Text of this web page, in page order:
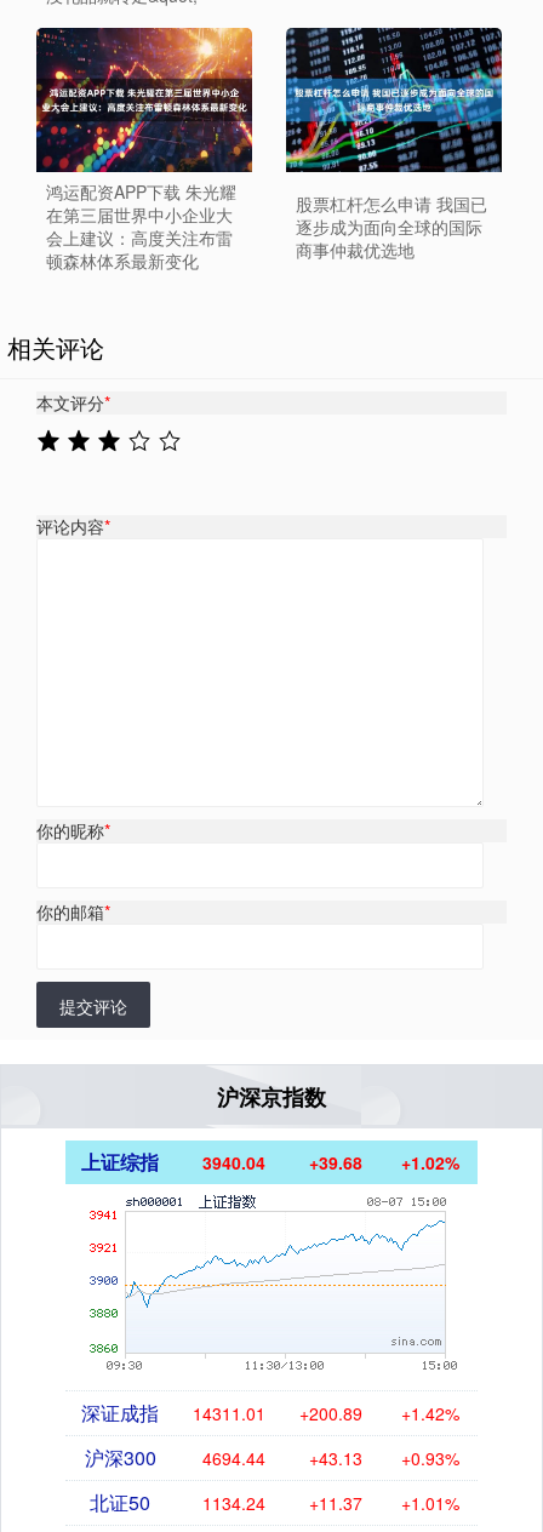
鸿运配资APP下载 朱光耀
在第三届世界中小企业大
会上建议：高度关注布雷
顿森林体系最新变化
股票杠杆怎么申请 我国已
逐步成为面向全球的国际
商事仲裁优选地
相关评论
本文评分*
评论内容*
你的昵称*
你的邮箱*
提交评论
沪深京指数
上证综指 3940.04 +39.68 +1.02%
深证成指 14311.01 +200.89 +1.42%
沪深300 4694.44 +43.13 +0.93%
北证50 1134.24 +11.37 +1.01%